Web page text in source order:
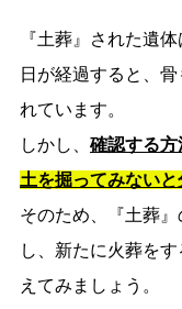
『土葬』された遺
日が経過すると、
れています。
しかし、 確認する方
土を掘ってみない
そのため、『土葬』
し、新たに火葬を
えてみましょう。